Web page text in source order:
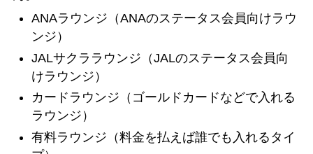
ANAラウンジ（ANAのステータス会員向けラウ
ンジ）
JALサクララウンジ（JALのステータス会員向
けラウンジ）
カードラウンジ（ゴールドカードなどで入れる
ラウンジ）
有料ラウンジ（料金を払えば誰でも入れるタイ